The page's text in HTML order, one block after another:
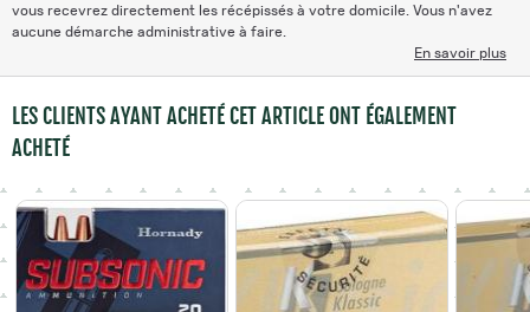
vous recevrez directement les récépissés à votre domicile. Vous n'avez
aucune démarche administrative à faire.
En savoir plus
LES CLIENTS AYANT ACHETÉ CET ARTICLE ONT ÉGALEMENT
ACHETÉ